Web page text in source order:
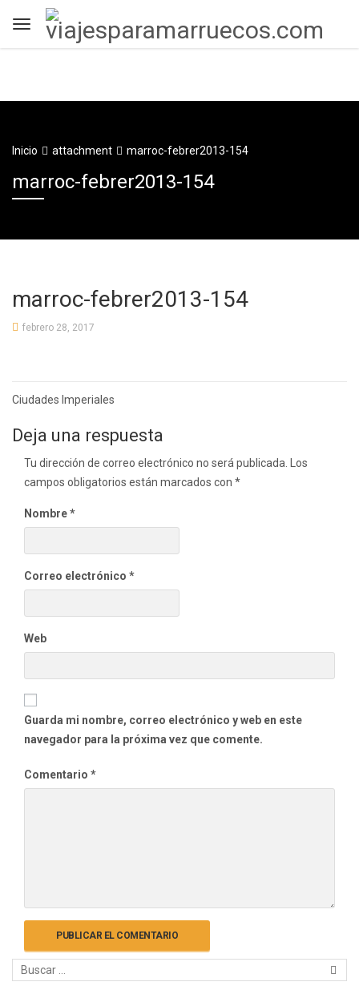
Inicio attachment marroc-febrer2013-154
marroc-febrer2013-154
marroc-febrer2013-154
febrero 28, 2017
Navegación
entradas
Ciudades Imperiales
Deja una respuesta
Tu dirección de correo electrónico no será publicada.
Los
campos obligatorios están marcados con *
Nombre*
Correo electrónico *
Web
Guarda mi nombre, correo electrónico y web en este
navegador para la próxima vez que comente.
Comentario *